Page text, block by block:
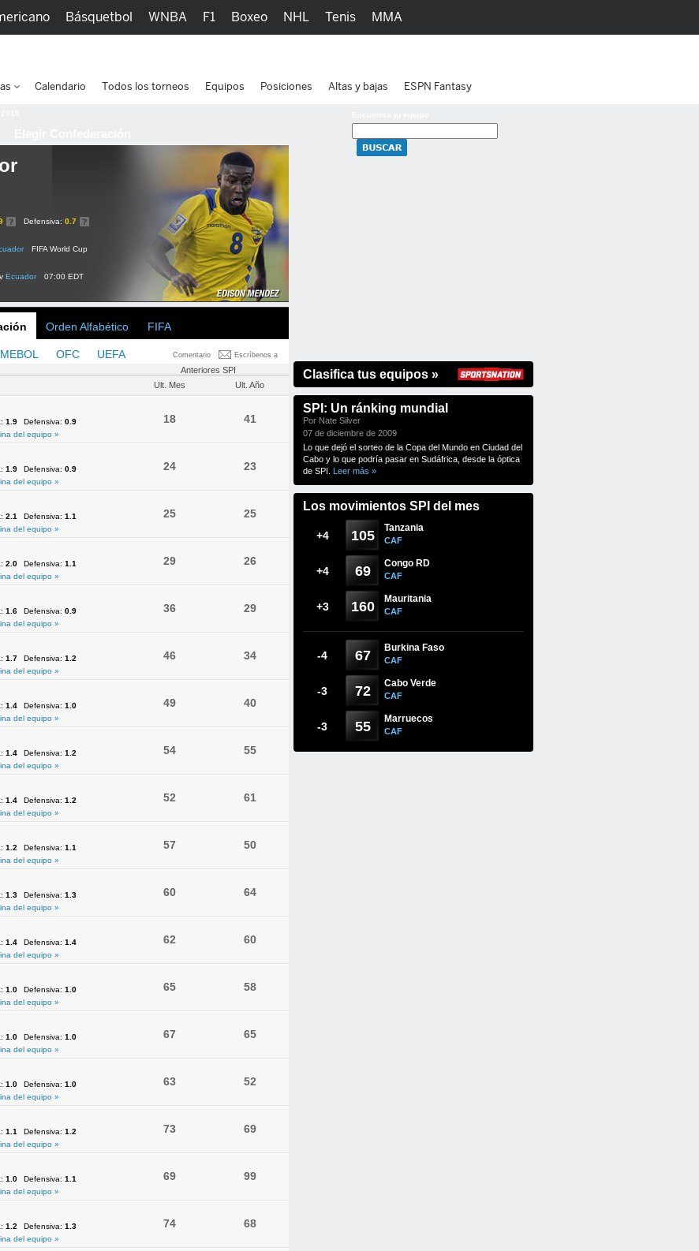
Defensiva: 0.7
FIFA World Cup
Ecuador 07:00 EDT
Orden Alfabético FIFA
Comentario Escríbenos a
OFC UEFA
Anteriores SPI
Ult. Mes Ult. Año
1.9 Defensiva: 0.9
del equipo »
18 41
1.9 Defensiva: 0.9
del equipo »
24 23
2.1 Defensiva: 1.1
del equipo »
25 25
2.0 Defensiva: 1.1
del equipo »
29 26
1.6 Defensiva: 0.9
del equipo »
36 29
1.7 Defensiva: 1.2
del equipo »
46 34
1.4 Defensiva: 1.0
del equipo »
49 40
1.4 Defensiva: 1.2
del equipo »
54 55
1.4 Defensiva: 1.2
del equipo »
52 61
1.2 Defensiva: 1.1
del equipo »
57 50
1.3 Defensiva: 1.3
del equipo »
60 64
1.4 Defensiva: 1.4
del equipo »
62 60
1.0 Defensiva: 1.0
del equipo »
65 58
1.0 Defensiva: 1.0
del equipo »
67 65
1.0 Defensiva: 1.0
del equipo »
63 52
1.1 Defensiva: 1.2
del equipo »
73 69
1.0 Defensiva: 1.1
del equipo »
69 99
1.2 Defensiva: 1.3
del equipo »
74 68
Clasifica tus equipos »
SPI: Un ránking mundial
Por Nate Silver
07 de diciembre de 2009
Lo que dejó el sorteo de la Copa del Mundo en Ciudad del
Cabo y lo que podría pasar en Sudáfrica, desde la óptica
de SPI. Leer más »
Los movimientos SPI del mes
+4 105 Tanzania
CAF
+4 69 Congo RD
CAF
+3 160 Mauritania
CAF
-4 67 Burkina Faso
CAF
-3 72 Cabo Verde
CAF
-3 55 Marruecos
CAF
Básquetbol WNBA F1 Boxeo NHL Tenis MMA
Calendario Todos los torneos Equipos Posiciones Altas y bajas ESPN Fantasy